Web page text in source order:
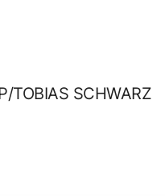
TOBIAS SCHWARZ